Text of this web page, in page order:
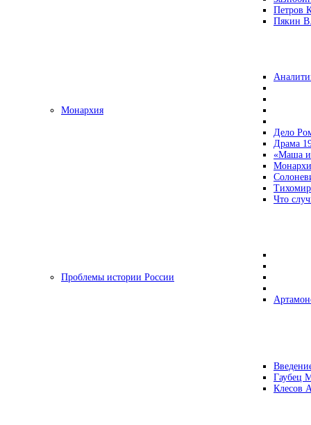
Петров
Пякин
Монархия
Дело
Драма
«Маша и
Что
Проблемы истории России
Гаубец
Клесов